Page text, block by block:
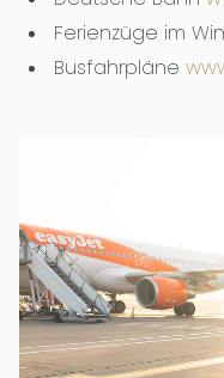
Ferienzüge im
Busfahrpläne